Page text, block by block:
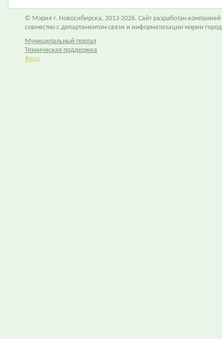
© Мэрия г. Новосибирска, 2013-2026. Сайт разработан компанией
совместно с департаментом связи и информатизации мэрии
Муниципальный портал
Техническая поддержка
Вход